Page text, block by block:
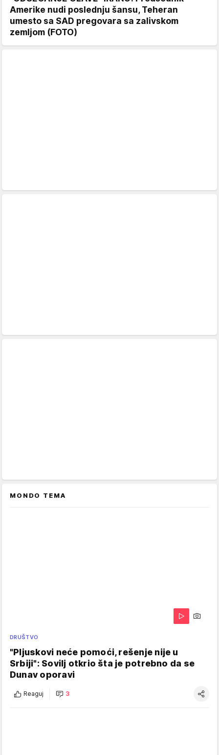
Amerike nudi poslednju šansu, Teheran
umesto sa SAD pregovara sa zalivskom
zemljom (FOTO)
MONDO TEMA
DRUŠTVO
"Pljuskovi neće pomoći, rešenje nije u
Srbiji": Sovilj otkrio šta je potrebno da se
Dunav oporavi
Reaguj 3